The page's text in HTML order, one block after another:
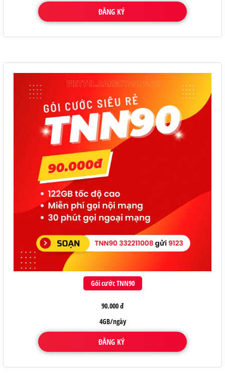
ĐĂNG KÝ
Gói cước TNN90
90.000 đ
4GB/ngày
ĐĂNG KÝ